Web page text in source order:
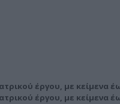
έργου, με κείμενα
έργου, με κείμενα